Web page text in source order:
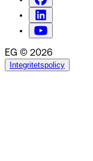
EG © 2026
Integritetspolicy